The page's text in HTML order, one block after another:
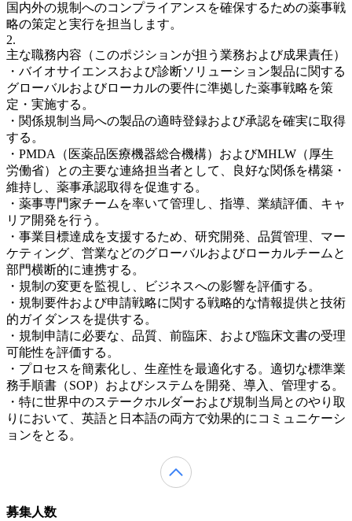
国内外の規制へのコンプライアンスを確保するための薬事戦
略の策定と実行を担当します。
2.
主な職務内容（このポジションが担う業務および成果責任）
・バイオサイエンスおよび診断ソリューション製品に関する
グローバルおよびローカルの要件に準拠した薬事戦略を策
定・実施する。
・関係規制当局への製品の適時登録および承認を確実に取得
する。
・PMDA（医薬品医療機器総合機構）およびMHLW（厚生
労働省）との主要な連絡担当者として、良好な関係を構築・
維持し、薬事承認取得を促進する。
・薬事専門家チームを率いて管理し、指導、業績評価、キャ
リア開発を行う。
・事業目標達成を支援するため、研究開発、品質管理、マー
ケティング、営業などのグローバルおよびローカルチームと
部門横断的に連携する。
・規制の変更を監視し、ビジネスへの影響を評価する。
・規制要件および申請戦略に関する戦略的な情報提供と技術
的ガイダンスを提供する。
・規制申請に必要な、品質、前臨床、および臨床文書の受理
可能性を評価する。
・プロセスを簡素化し、生産性を最適化する。適切な標準業
務手順書（SOP）およびシステムを開発、導入、管理する。
・特に世界中のステークホルダーおよび規制当局とのやり取
りにおいて、英語と日本語の両方で効果的にコミュニケーシ
ョンをとる。
募集人数